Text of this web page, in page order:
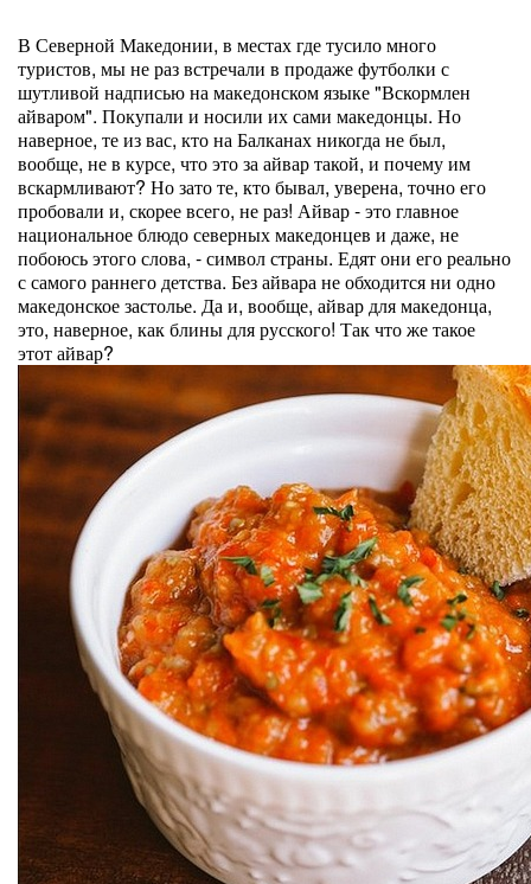
В Северной Македонии, в местах где тусило много
туристов, мы не раз встречали в продаже футболки с
шутливой надписью на македонском языке "Вскормлен
айваром". Покупали и носили их сами македонцы. Но
наверное, те из вас, кто на Балканах никогда не был,
вообще, не в курсе, что это за айвар такой, и почему им
вскармливают? Но зато те, кто бывал, уверена, точно его
пробовали и, скорее всего, не раз! Айвар - это главное
национальное блюдо северных македонцев и даже, не
побоюсь этого слова, - символ страны. Едят они его реально
с самого раннего детства. Без айвара не обходится ни одно
македонское застолье. Да и, вообще, айвар для македонца,
это, наверное, как блины для русского! Так что же такое
этот айвар?